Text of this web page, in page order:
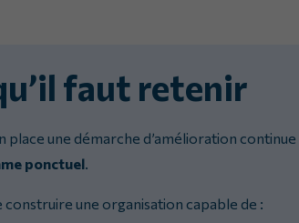
faut retenir
place une démarche d’amélioration continue
ponctuel
construire une organisation capable de :